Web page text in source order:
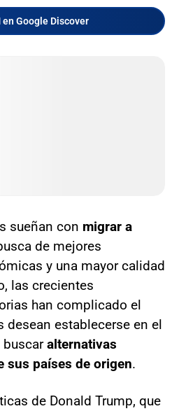
en Google Discover
sueñan con migrar a
de mejores
y una mayor calidad
las crecientes
han complicado el
desean establecerse en el
alternativas
sus países de origen.
de Donald Trump, que